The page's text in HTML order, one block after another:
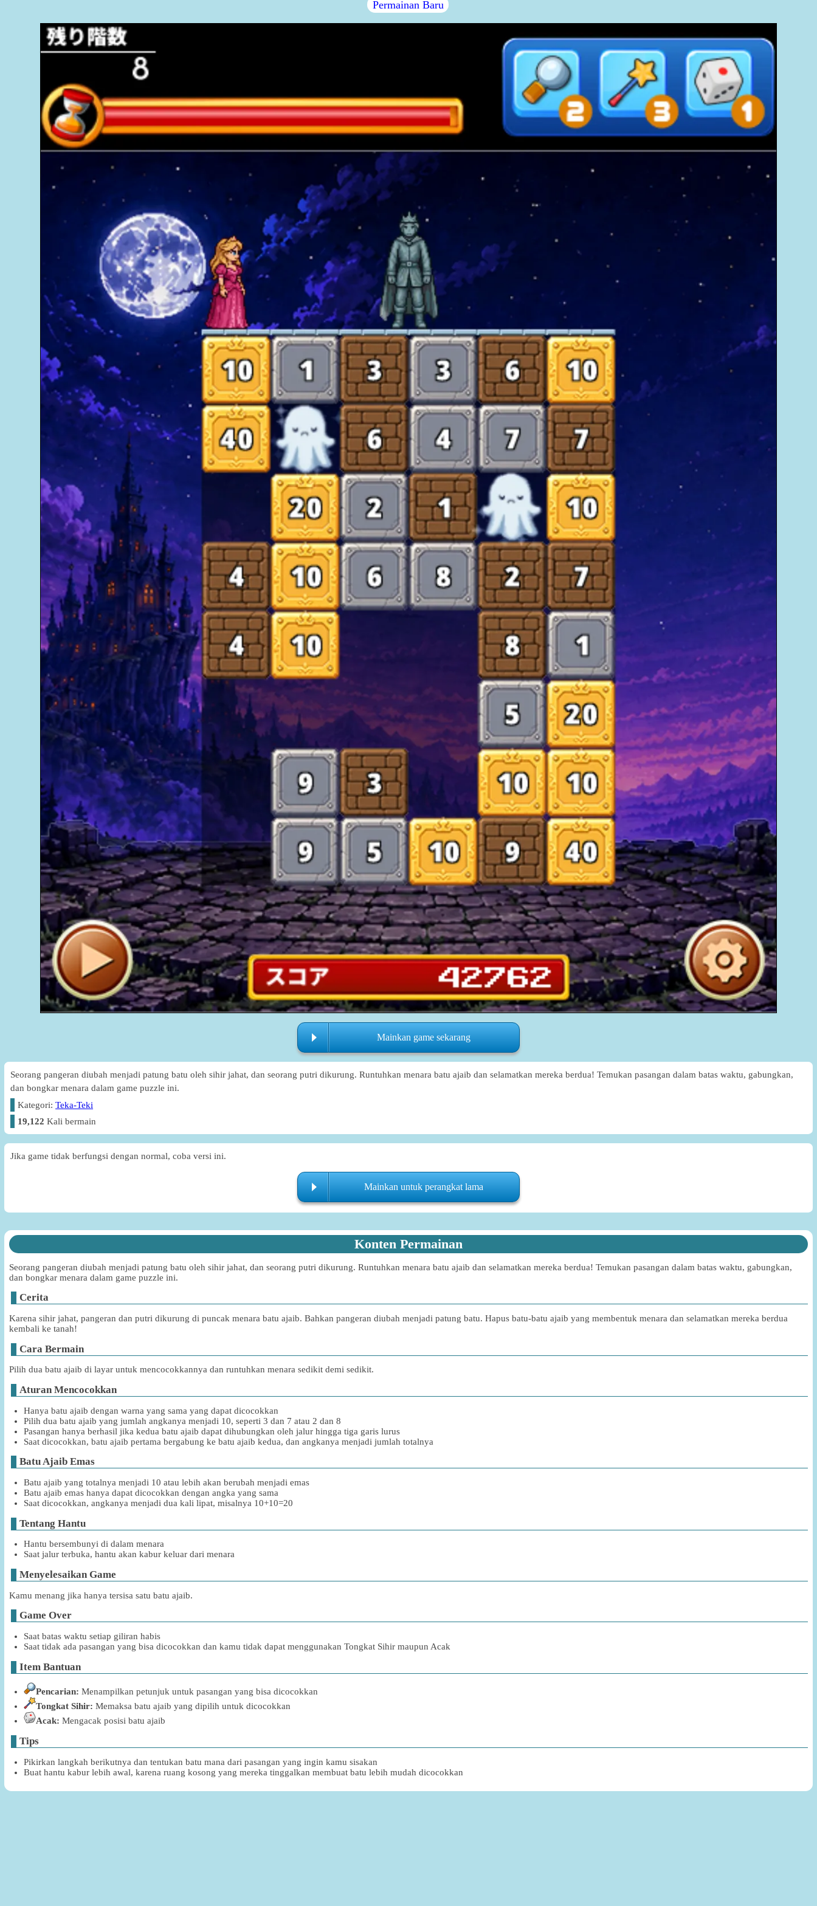
Permainan Baru
Mainkan game sekarang
Seorang pangeran diubah menjadi patung batu oleh sihir jahat, dan seorang putri dikurung. Runtuhkan menara batu ajaib dan selamatkan mereka berdua! Temukan pasangan dalam batas waktu, gabungkan,
dan bongkar menara dalam game puzzle ini.
Kategori:Teka-Teki
19,122 Kali bermain
Jika game tidak berfungsi dengan normal, coba versi ini.
Mainkan untuk perangkat lama
Konten Permainan
Seorang pangeran diubah menjadi patung batu oleh sihir jahat, dan seorang putri dikurung. Runtuhkan menara batu ajaib dan selamatkan mereka berdua! Temukan pasangan dalam batas waktu, gabungkan,
dan bongkar menara dalam game puzzle ini.
Cerita
Karena sihir jahat, pangeran dan putri dikurung di puncak menara batu ajaib. Bahkan pangeran diubah menjadi patung batu. Hapus batu-batu ajaib yang membentuk menara dan selamatkan mereka berdua
kembali ke tanah!
Cara Bermain
Pilih dua batu ajaib di layar untuk mencocokkannya dan runtuhkan menara sedikit demi sedikit.
Aturan Mencocokkan
Hanya batu ajaib dengan warna yang sama yang dapat dicocokkan
Pilih dua batu ajaib yang jumlah angkanya menjadi 10, seperti 3 dan 7 atau 2 dan 8
Pasangan hanya berhasil jika kedua batu ajaib dapat dihubungkan oleh jalur hingga tiga garis lurus
Saat dicocokkan, batu ajaib pertama bergabung ke batu ajaib kedua, dan angkanya menjadi jumlah totalnya
Batu Ajaib Emas
Batu ajaib yang totalnya menjadi 10 atau lebih akan berubah menjadi emas
Batu ajaib emas hanya dapat dicocokkan dengan angka yang sama
Saat dicocokkan, angkanya menjadi dua kali lipat, misalnya 10+10=20
Tentang Hantu
Hantu bersembunyi di dalam menara
Saat jalur terbuka, hantu akan kabur keluar dari menara
Menyelesaikan Game
Kamu menang jika hanya tersisa satu batu ajaib.
Game Over
Saat batas waktu setiap giliran habis
Saat tidak ada pasangan yang bisa dicocokkan dan kamu tidak dapat menggunakan Tongkat Sihir maupun Acak
Item Bantuan
Pencarian: Menampilkan petunjuk untuk pasangan yang bisa dicocokkan
Tongkat Sihir: Memaksa batu ajaib yang dipilih untuk dicocokkan
Acak: Mengacak posisi batu ajaib
Tips
Pikirkan langkah berikutnya dan tentukan batu mana dari pasangan yang ingin kamu sisakan
Buat hantu kabur lebih awal, karena ruang kosong yang mereka tinggalkan membuat batu lebih mudah dicocokkan